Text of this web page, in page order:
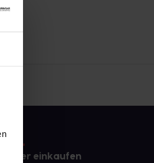
Sicher einkaufen